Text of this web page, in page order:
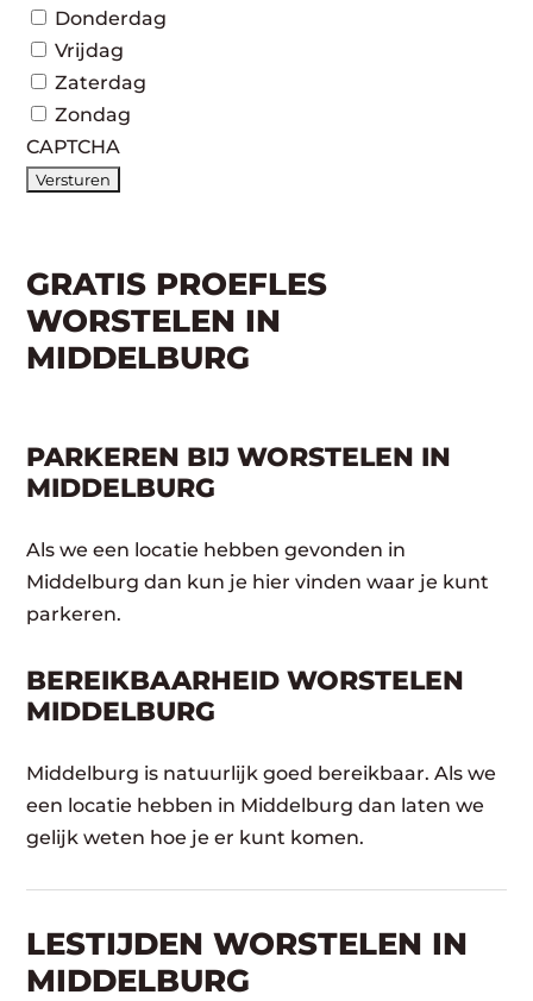
Donderdag
Vrijdag
Zaterdag
Zondag
CAPTCHA
GRATIS PROEFLES
WORSTELEN IN
MIDDELBURG
PARKEREN BIJ WORSTELEN IN
MIDDELBURG
Als we een locatie hebben gevonden in
Middelburg dan kun je hier vinden waar je kunt
parkeren.
BEREIKBAARHEID WORSTELEN
MIDDELBURG
Middelburg is natuurlijk goed bereikbaar. Als we
een locatie hebben in Middelburg dan laten we
gelijk weten hoe je er kunt komen.
LESTIJDEN WORSTELEN IN
MIDDELBURG